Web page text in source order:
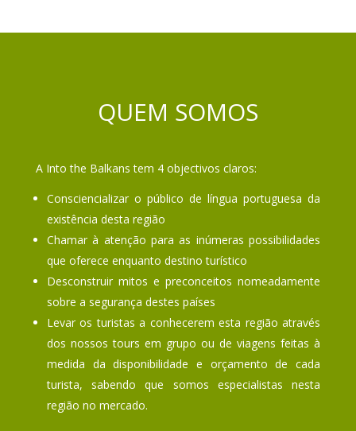
QUEM SOMOS
A Into the Balkans tem 4 objectivos claros:
Consciencializar o público de língua portuguesa da
existência desta região
Chamar à atenção para as inúmeras possibilidades
que oferece enquanto destino turístico
Desconstruir mitos e preconceitos nomeadamente
sobre a segurança destes países
Levar os turistas a conhecerem esta região através
dos nossos tours em grupo ou de viagens feitas à
medida da disponibilidade e orçamento de cada
turista, sabendo que somos especialistas nesta
região no mercado.